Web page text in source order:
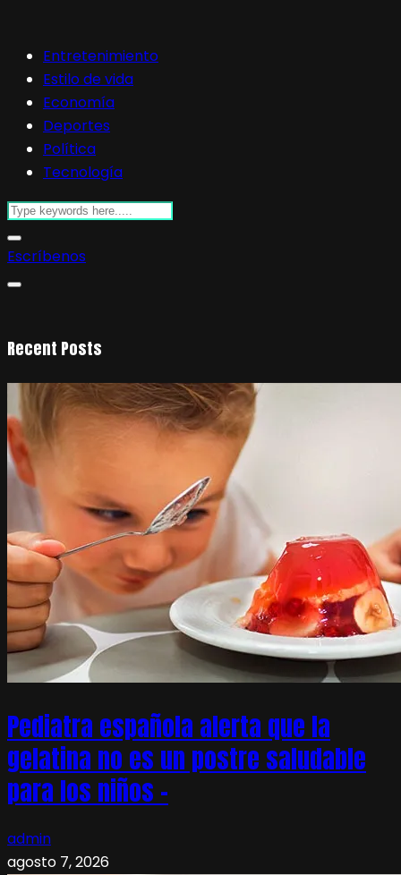
Entretenimiento
Estilo de vida
Economía
Deportes
Política
Tecnología
Escríbenos
Recent Posts
Pediatra española alerta que la
gelatina no es un postre saludable
para los niños –
admin
agosto 7, 2026